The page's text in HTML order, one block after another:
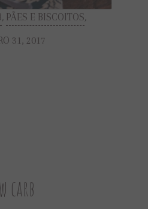
, PÃES E BISCOITOS,
31, 2017
carb